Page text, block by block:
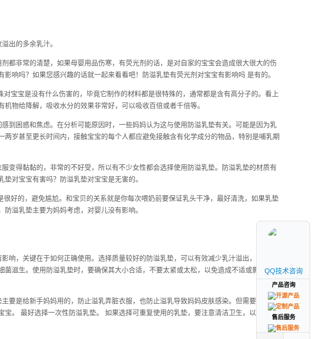
出的多余乳汁。
都非常的清楚，如果母婴用品伤寒，有荧光剂的话，是对自家的宝宝会造成很大很大的伤
响吗？如果您感兴趣的话就一起来看看吧！防溢乳垫有荧光剂对宝宝有影响吗 是有的。
宝宝是没有什么伤害的，毕竟它制作的材料都是很特殊的，通常都是含有高分子的。看上
物给降解，吸收水分的效果非常好，可以吸收百倍或者千倍等。
到困惑和焦虑。在分析可能原因时，一些妈妈认为这与使用防溢乳垫有关。可能是因为乳
岁甚至更长时间内，接触宝宝的每个人都应避免接触含有化学成分的物品，特别是哺乳期
变得黏黏的，非常的不好受，所以有不少女性都会选择使用防溢乳垫。防溢乳垫的材质有
对宝宝有害吗？防溢乳垫对宝宝是无害的。
好的，避免尴尬。和宝贝的关系就是你每次喂奶前要保证乳头干净，最好清洗，如果乳垫
溢乳垫主要为妈妈考虑，对婴儿没有影响。
响，关键在于如何正确使用。选择质量较好的防溢乳垫，可以有效减少乳汁溢出，保持乳
滋生。使用防溢乳垫时，要确保其大小合适，不要太紧或太松，以免造成不适或影响血液
要是给新手妈妈用的，防止溢乳弄脏衣服，也防止溢乳导致妈妈皮肤感染。但需要注意的
。 最好选择一次性防溢乳垫。 如果选择可重复使用的乳垫，要注意清洁卫生，以免留下
QQ技术咨询
产品咨询
售后服务
QQ技术咨询
产品咨询
售后服务